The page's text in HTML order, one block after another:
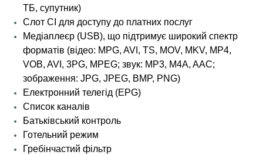
ТБ, супутник)
Слот CI для доступу до платних послуг
Медіаплеєр (USB), що підтримує широкий спектр
форматів (відео: MPG, AVI, TS, MOV, MKV, MP4,
VOB, AVI, 3PG, MPEG; звук: MP3, M4A, AAC;
зображення: JPG, JPEG, BMP, PNG)
Електронний телегід (EPG)
Список каналів
Батьківський контроль
Готельний режим
Гребінчастий фільтр